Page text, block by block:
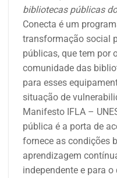
bibliotecas públicas
Conecta é um
transformação social
públicas, que tem por
comunidade das
para esses
situação de
Manifesto IFLA –
pública é a porta de
fornece as condições
aprendizagem
independente e para